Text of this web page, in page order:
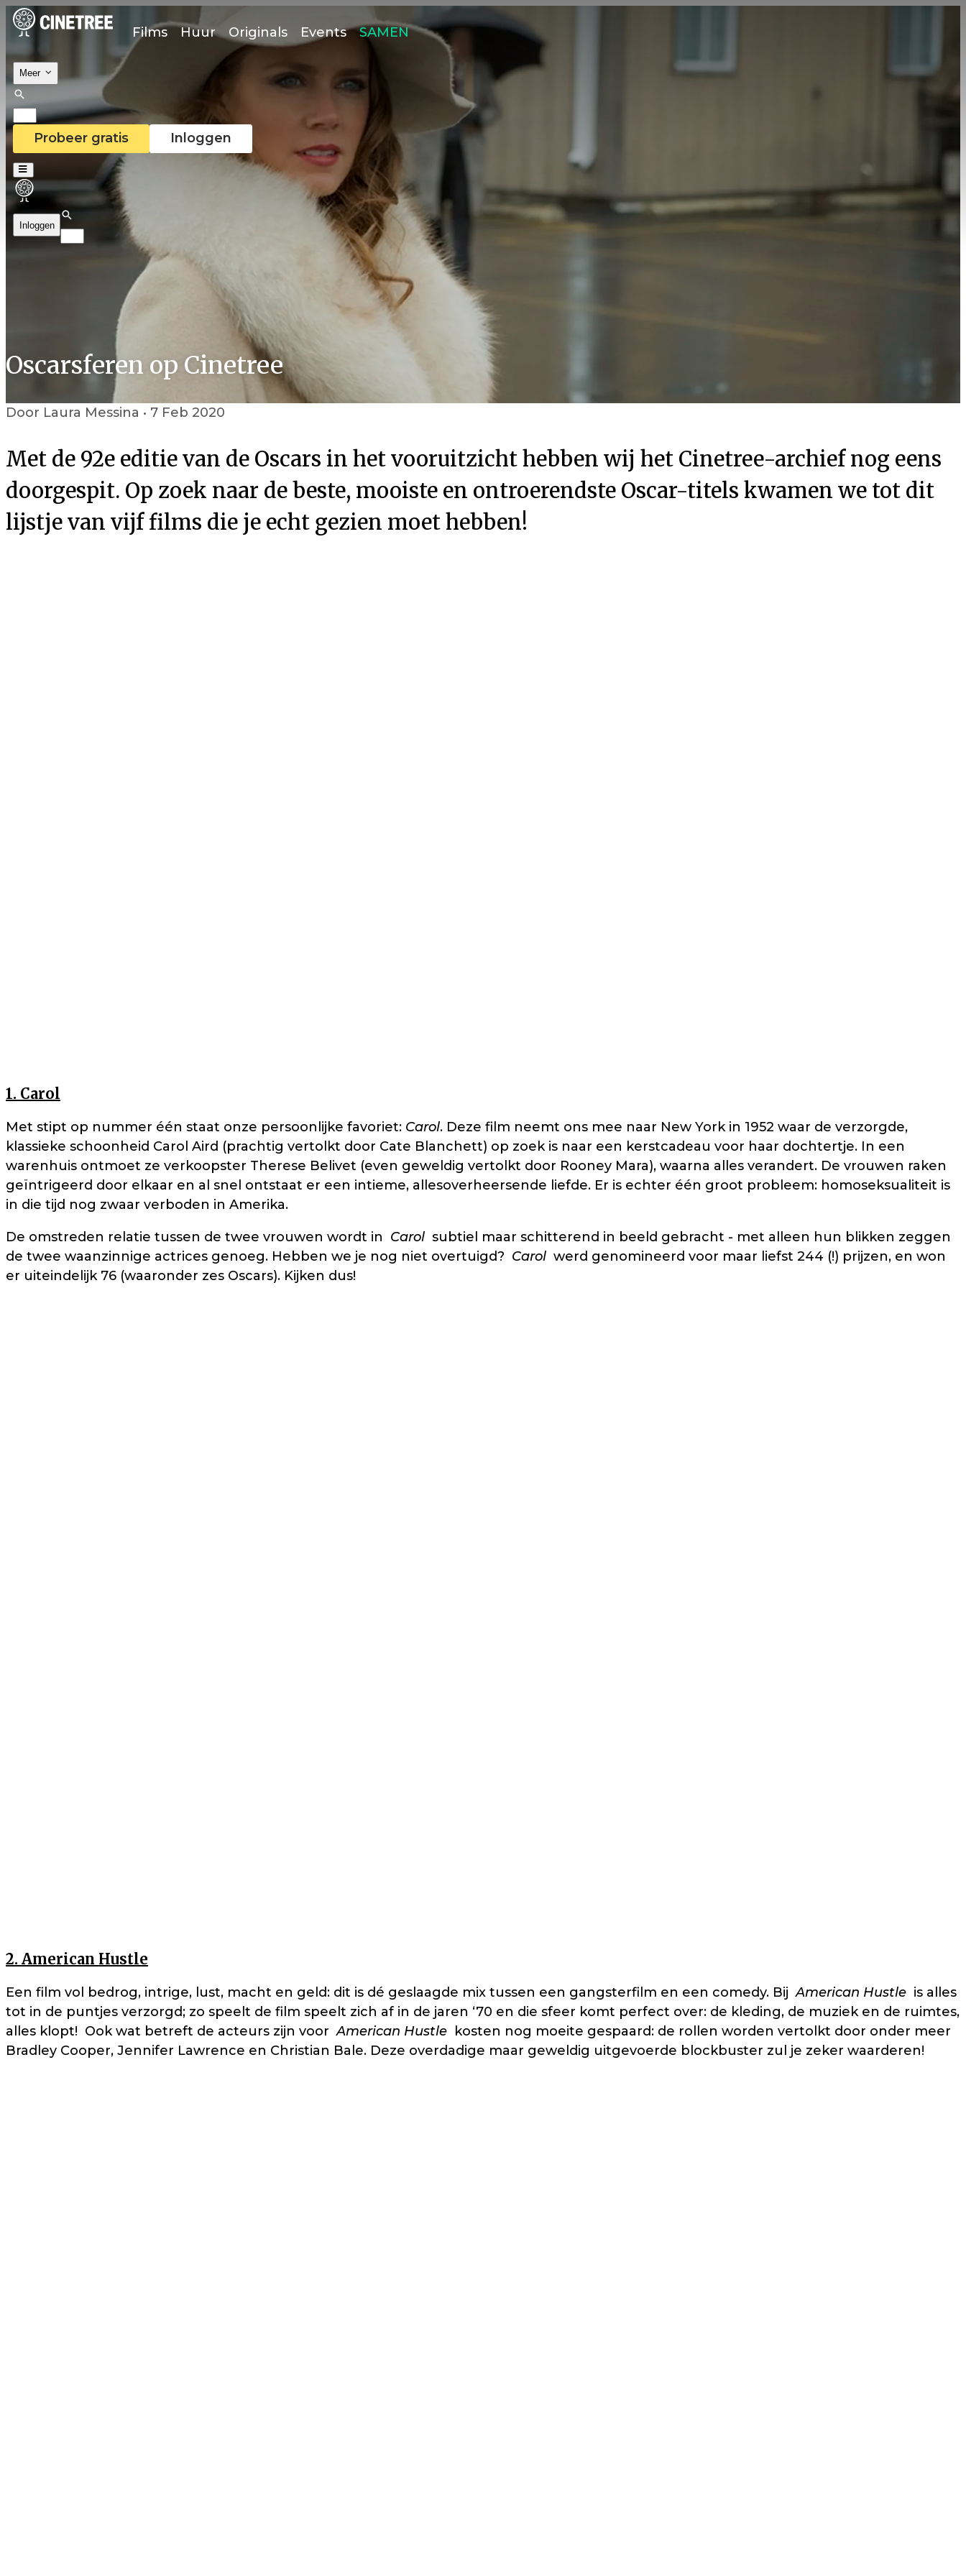
Films Huur Originals Events SAMEN
Meer
Probeer gratis Inloggen
Inloggen
Oscarsferen op Cinetree
Door Laura Messina • 7 Feb 2020
Met de 92e editie van de Oscars in het vooruitzicht hebben wij het Cinetree-archief nog eens
doorgespit. Op zoek naar de beste, mooiste en ontroerendste Oscar-titels kwamen we tot dit
lijstje van vijf films die je echt gezien moet hebben!
1. Carol
Met stipt op nummer één staat onze persoonlijke favoriet: Carol. Deze film neemt ons mee naar New York in 1952 waar de verzorgde,
klassieke schoonheid Carol Aird (prachtig vertolkt door Cate Blanchett) op zoek is naar een kerstcadeau voor haar dochtertje. In een
warenhuis ontmoet ze verkoopster Therese Belivet (even geweldig vertolkt door Rooney Mara), waarna alles verandert. De vrouwen raken
geïntrigeerd door elkaar en al snel ontstaat er een intieme, allesoverheersende liefde. Er is echter één groot probleem: homoseksualiteit is
in die tijd nog zwaar verboden in Amerika.
De omstreden relatie tussen de twee vrouwen wordt in Carol subtiel maar schitterend in beeld gebracht - met alleen hun blikken zeggen
de twee waanzinnige actrices genoeg. Hebben we je nog niet overtuigd? Carol werd genomineerd voor maar liefst 244 (!) prijzen, en won
er uiteindelijk 76 (waaronder zes Oscars). Kijken dus!
2. American Hustle
Een film vol bedrog, intrige, lust, macht en geld: dit is dé geslaagde mix tussen een gangsterfilm en een comedy. BijAmerican Hustle is alles
tot in de puntjes verzorgd; zo speelt de film speelt zich af in de jaren ‘70 en die sfeer komt perfect over: de kleding, de muziek en de ruimtes,
alles klopt! Ook wat betreft de acteurs zijn voorAmerican Hustle kosten nog moeite gespaard: de rollen worden vertolkt door onder meer
Bradley Cooper, Jennifer Lawrence en Christian Bale. Deze overdadige maar geweldig uitgevoerde blockbuster zul je zeker waarderen!